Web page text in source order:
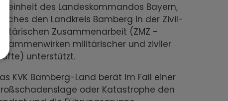
des Landeskommandos Bayern,
den Landkreis Bamberg in der Zivil-
Zusammenarbeit (ZMZ -
militärischer und ziviler
unterstützt.
KVK Bamberg-Land berät im Fall einer
oder Katastrophe den